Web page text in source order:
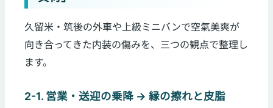
久留米・筑後の外車や上級ミニバンで空氣美爽が
向き合ってきた内装の傷みを、三つの観点で整理し
ます。
2-1. 営業・送迎の乗降 → 縁の擦れと皮脂